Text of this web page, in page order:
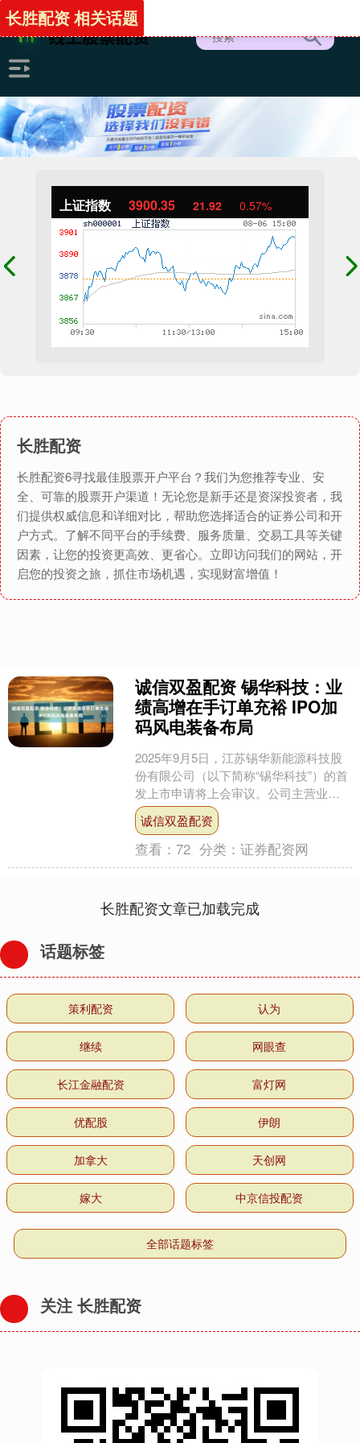
上证指数 3900.35 21.92 0.57%
长胜配资
长胜配资6寻找最佳股票开户平台？我们为您推荐专业、安
全、可靠的股票开户渠道！无论您是新手还是资深投资者，我
们提供权威信息和详细对比，帮助您选择适合的证券公司和开
户方式。了解不同平台的手续费、服务质量、交易工具等关键
因素，让您的投资更高效、更省心。立即访问我们的网站，开
启您的投资之旅，抓住市场机遇，实现财富增值！
长胜配资 相关话题
诚信双盈配资 锡华科技：业
绩高增在手订单充裕 IPO加
码风电装备布局
2025年9月5日，江苏锡华新能源科技股
份有限公司（以下简称“锡华科技”）的首
发上市申请将上会审议。公司主营业务
聚焦大型高端装备专用部件的研发、制
造与销售，产品....
诚信双盈配资
查看：72 分类：证券配资网
长胜配资文章已加载完成
话题标签
策利配资 认为
继续 网眼查
长江金融配资 富灯网
优配股 伊朗
加拿大 天创网
嫁大 中京信投配资
全部话题标签
关注 长胜配资